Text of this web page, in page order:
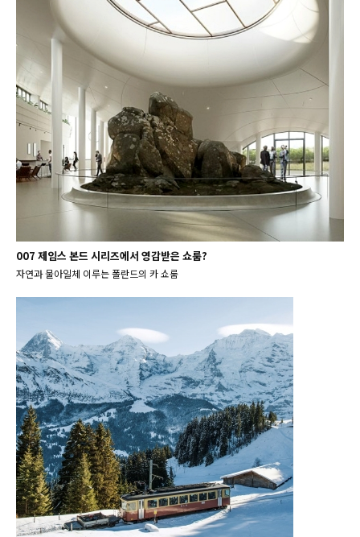
007 제임스 본드 시리즈에서 영감받은 쇼룸?
자연과 물아일체 이루는 폴란드의 카 쇼룸